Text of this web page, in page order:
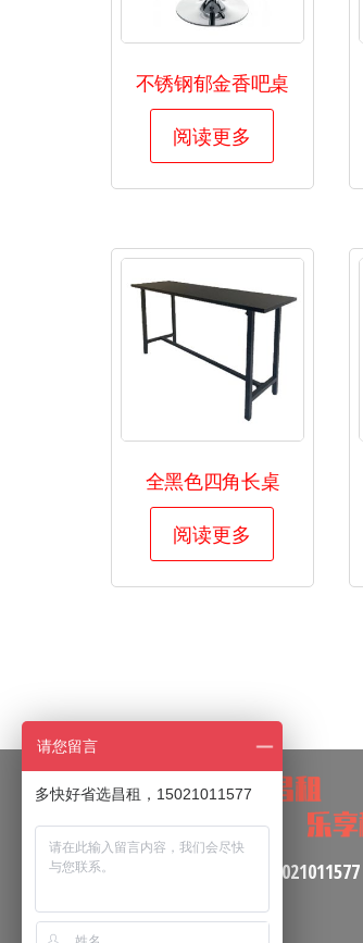
不锈钢郁金香吧桌
阅读更多
全黑色四角长桌
阅读更多
15021011577
请您留言
多快好省选昌租，15021011577